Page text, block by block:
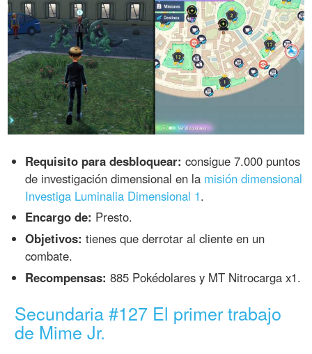
Requisito para desbloquear: consigue 7.000 puntos
de investigación dimensional en la misión dimensional
Investiga Luminalia Dimensional 1.
Encargo de: Presto.
Objetivos: tienes que derrotar al cliente en un
combate.
Recompensas: 885 Pokédolares y MT Nitrocarga x1.
Secundaria #127 El primer trabajo
de Mime Jr.